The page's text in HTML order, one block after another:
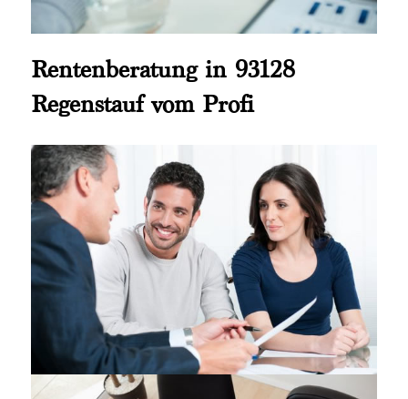
Rentenberatung in 93128
Regenstauf vom Profi